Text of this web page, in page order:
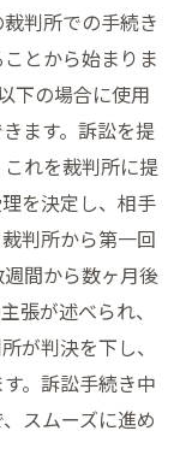
判所での手続き
とから始まりま
下の場合に使用
ます。訴訟を提
れを裁判所に提
を決定し、相手
判所から第一回
間から数ヶ月後
張が述べられ、
が判決を下し、
。訴訟手続き中
スムーズに進め